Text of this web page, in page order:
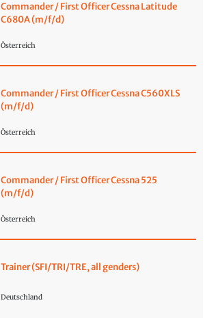
Commander / First Officer Cessna Latitude
C680A (m/f/d)
Österreich
Commander / First Officer Cessna C560XLS
(m/f/d)
Österreich
Commander / First Officer Cessna 525
(m/f/d)
Österreich
Trainer (SFI/TRI/TRE, all genders)
Deutschland